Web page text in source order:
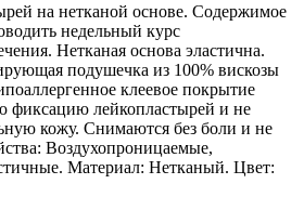
на нетканой основе. Содержимое
недельный курс
Нетканая основа эластична.
подушечка из 100% вискозы
клеевое покрытие
фиксацию лейкопластырей и не
кожу. Снимаются без боли и не
Воздухопроницаемые,
Материал: Нетканый. Цвет: